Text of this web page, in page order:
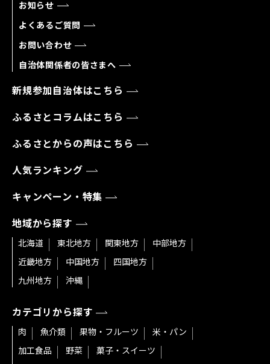
お知らせ
よくあるご質問
お問い合わせ
自治体関係者の皆さまへ
新規参加自治体はこちら
ふるさとコラムはこちら
ふるさとからの声はこちら
人気ランキング
キャンペーン・特集
地域から探す
北海道 東北地方 関東地方
中部地方
近畿地方
中国地方
四国地方
九州地方
沖縄
カテゴリから探す
肉 魚介類 果物・フルーツ
米・パン
加工食品
野菜
菓子・スイーツ